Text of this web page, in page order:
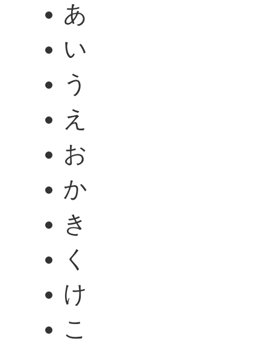
あ
い
う
え
お
か
き
く
け
こ